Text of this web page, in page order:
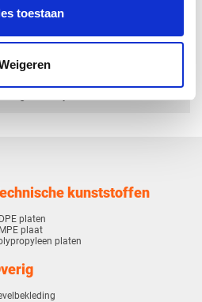
toestaan
€ 750,-
een9,0/10na2663 beoordelingen
kunststoffen
platen
plaat
platen